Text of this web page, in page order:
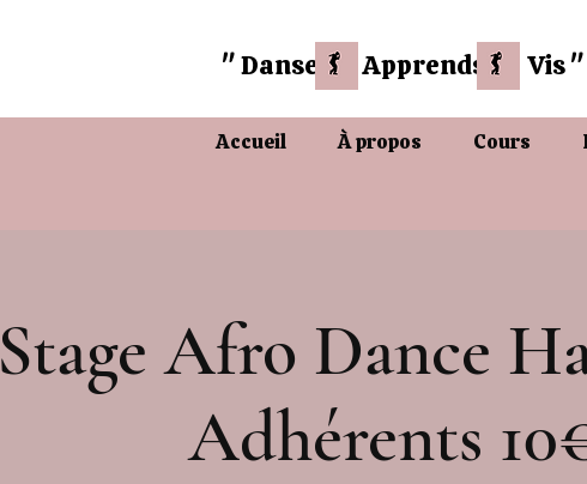
" Danse Apprends Vis "
Accueil À propos Cours
Stage Afro Dance
Adhérents